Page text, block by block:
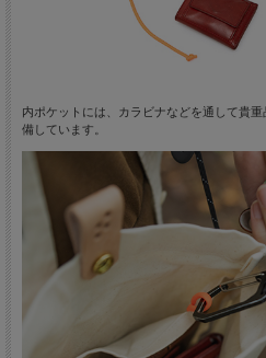
内ポケットには、カラビナなどを通して貴
備しています。